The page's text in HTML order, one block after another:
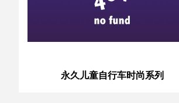
永久儿童自行车时尚系列